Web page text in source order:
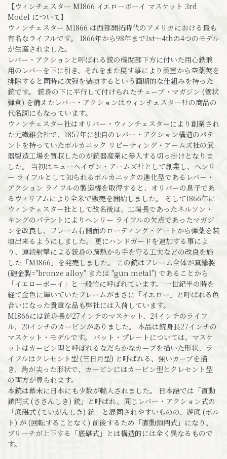
【ウィンチェスター M1866 イエローボーイ マスケット 3rd
Model について】
ウィンチェスター M1866 は西部開拓時代のアメリカにおける最も
有名なライフルです。 1866年から98年まで1st～4thの4つのモデル
が生産されました。
レバー・アクションと呼ばれる銃の機関部下方に付いた用心鉄兼
用のレバーを下に引き、それをまた戻す事により薬室から空薬莢を
排除すると同時に次弾を装填するという画期的な仕組みを持った
銃です。 銃身の下に平行して付けられたチューブ・マガジン (管状
弾倉) を備えたレバー・アクションはウィンチェスター社の商品の
代名詞にもなっています。
ウィンチェスター社はオリバー・ウィンチェスターにより創業され
た元繊維会社で、1857年に独自のレバー・アクション構造のパテ
ントを持っていたボルカニック リピーティング・アームズ社の武
器製造工場を買収したのが銃器産業に参入する切っ掛けとなりま
した。 当初はニューヘイヴン・アームズ社として創業し、ヘンリ
ー ライフルとして知られるボルカニックの進化型であるレバー・
アクション ライフルの製造権を取得すると、オリバーの息子であ
るウィリアムにより全米で販売を開始しました。 そして1866年に
ウィンチェスター社として改名後は、工場長であったネルソン・
キングのパテントによりヘンリー ライフルの欠点であったマガジ
ンを改良し、フレーム右側面のローディング・ゲートから弾薬を装
填出来るようにしました。 更にハンドガードを追加する事によ
り、連続射撃による銃身の過熱から手を守る工夫などの改良を施
した「M1866」を発売しました。 この銃はフレーム全体が真鍮製
(砲金製="bronze alloy" または "gun metal") であることから
「イエローボーイ」と一般的に呼ばれています。 一世紀半の時を
経て金色に輝いていたフレームがまさに「イエロー」と呼ばれる色
合いになった貴重な品も弊社には入荷しています。
M1866には銃身長が27インチのマスケット、24インチのライフ
ル、20インチのカービンがありました。 本品は銃身長27インチの
マスケット・モデルです。 バット・プレートについては、マスケ
ットはカービン型と呼ばれるなだらかなカーブを描いた形状、ラ
イフルはクレセント型 (三日月型) と呼ばれる、強いカーブを描
き、角が尖った形状で、カービンにはカービン型とクレセント型
の両方が見られます。
本銃は幕末に日本にも少数が輸入されました。 日本語では「直動
鎖閂式 (ささんしき) 銃」と呼ばれ、同じレバー・アクション式の
「底碪式 (ていがんしき) 銃」と混同されやすいものの、遊底 (ボル
ト) が (回転することなく) 前後するため「直動鎖閂式」になり、
ブリーチが上下する「底碪式」とは構造的には全く異なるもので
す。